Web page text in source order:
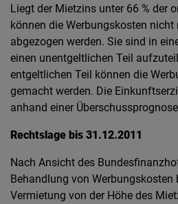
Liegt der Mietzins unter 66 % der
können die Werbungskosten
abgezogen werden. Sie sind in
einen unentgeltlichen Teil
entgeltlichen Teil können die
gemacht werden. Die
anhand einer
Rechtslage bis 31.12.2011
Nach Ansicht des
Behandlung von Werbungskosten
Vermietung von der Höhe des